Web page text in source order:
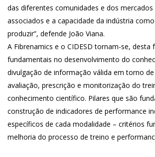
das diferentes comunidades e dos
associados e a capacidade da indústria
produzir”, defende João Viana.
A Fibrenamics e o CIDESD tornam-se, desta
fundamentais no desenvolvimento do
divulgação de informação válida em torno
avaliação, prescrição e monitorização do
conhecimento científico. Pilares que são
construção de indicadores de performance
específicos de cada modalidade – critérios
melhoria do processo de treino e